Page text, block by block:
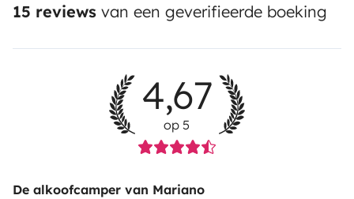
15 reviews van een geverifieerde boeking
4,67
op 5
De alkoofcamper van Mariano